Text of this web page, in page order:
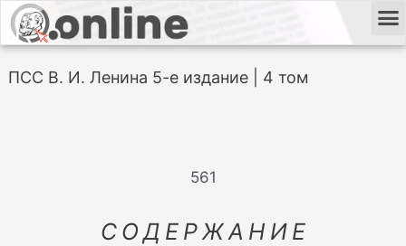
ПСС В. И. Ленина 5-е издание | 4 том
561
СОДЕРЖАНИЕ